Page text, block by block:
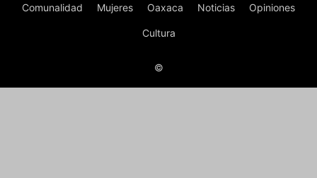
Comunalidad Mujeres Oaxaca Noticias Opiniones
Cultura
©